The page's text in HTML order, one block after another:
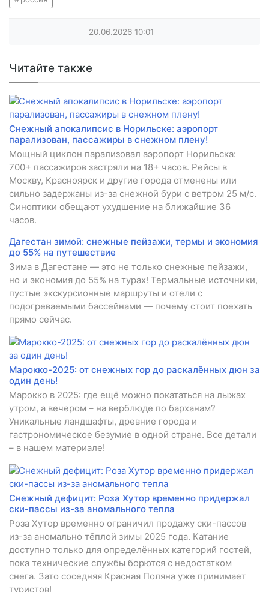
20.06.2026 10:01
Читайте также
Снежный апокалипсис в Норильске: аэропорт
парализован, пассажиры в снежном плену!
Мощный циклон парализовал аэропорт Норильска:
700+ пассажиров застряли на 18+ часов. Рейсы в
Москву, Красноярск и другие города отменены или
сильно задержаны из-за снежной бури с ветром 25 м/с.
Синоптики обещают ухудшение на ближайшие 36
часов.
Дагестан зимой: снежные пейзажи, термы и экономия
до 55% на путешествие
Зима в Дагестане — это не только снежные пейзажи,
но и экономия до 55% на турах! Термальные источники,
пустые экскурсионные маршруты и отели с
подогреваемыми бассейнами — почему стоит поехать
прямо сейчас.
Марокко-2025: от снежных гор до раскалённых дюн за
один день!
Марокко в 2025: где ещё можно покататься на лыжах
утром, а вечером – на верблюде по барханам?
Уникальные ландшафты, древние города и
гастрономическое безумие в одной стране. Все детали
– в нашем материале!
Снежный дефицит: Роза Хутор временно придержал
ски-пассы из-за аномального тепла
Роза Хутор временно ограничил продажу ски-пассов
из-за аномально тёплой зимы 2025 года. Катание
доступно только для определённых категорий гостей,
пока технические службы борются с недостатком
снега. Зато соседняя Красная Поляна уже принимает
туристов!